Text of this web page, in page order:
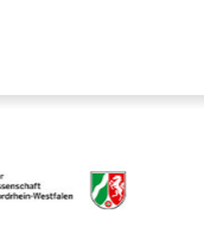
Das
ZB MED ist
Landes